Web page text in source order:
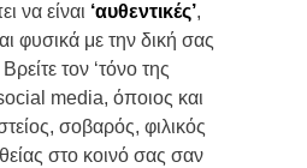
να είναι ‘αυθεντικές’,
φυσικά με την δική σας
τον ‘τόνο της
media, όποιος και
σοβαρός, φιλικός
στο κοινό σας σαν